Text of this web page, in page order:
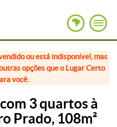
ou está indisponível, mas
opções que o Lugar Certo
você.
3 quartos à
Prado, 108m²